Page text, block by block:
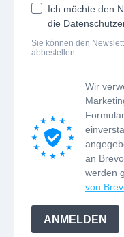
Ich möchte den
die
Sie können den
abbestellen.
Wir
an
werden
von
ANMELDEN